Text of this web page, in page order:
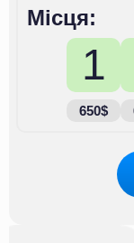
Місця:
1
650$